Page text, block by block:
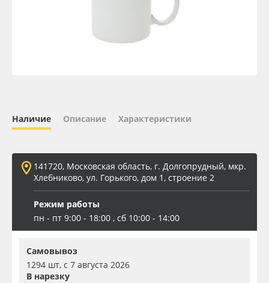
Вспененный ПВХ
Баннер
Наличие Описание Характеристики
141720, Московская область, г. Долгопрудный, мкр.
Хлебниково, ул. Горького, дом 1, строение 2
Режим работы
пн - пт 9:00 - 18:00 , сб 10:00 - 14:00
Самовывоз
1294 шт, с 7 августа 2026
В нарезку